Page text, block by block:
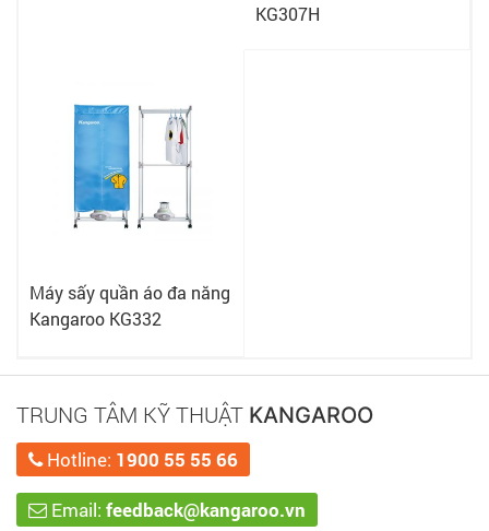
KG307H
Máy sấy quần áo đa năng
Kangaroo KG332
TRUNG TÂM KỸ THUẬT KANGAROO
Hotline: 1900 55 55 66
Email: feedback@kangaroo.vn